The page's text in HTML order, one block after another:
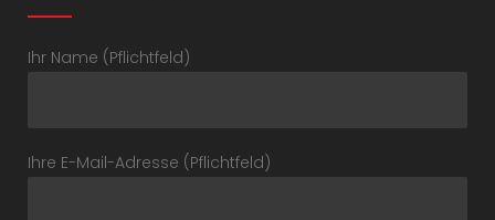
Ihr Name (Pflichtfeld)
Ihre E-Mail-Adresse (Pflichtfeld)